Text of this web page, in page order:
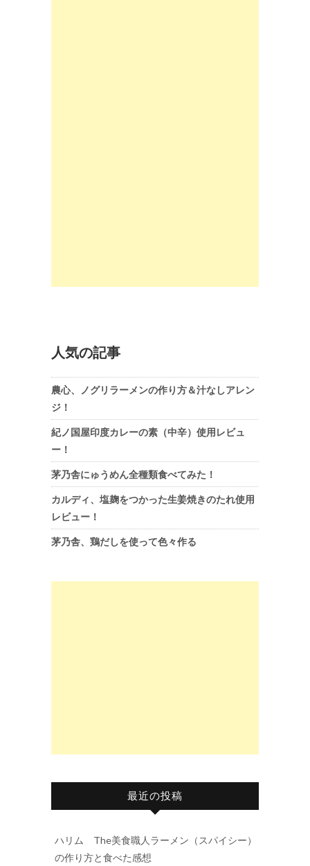
人気の記事
農心、ノグリラーメンの作り方＆汁なしアレン
ジ！
紀ノ国屋印度カレーの素（中辛）使用レビュ
ー！
茅乃舎にゅうめん全種類食べてみた！
カルディ、塩麹をつかった生姜焼きのたれ使用
レビュー！
茅乃舎、鶏だしを使って色々作る
最近の投稿
ハリム The美食職人ラーメン（スパイシー）
の作り方と食べた感想